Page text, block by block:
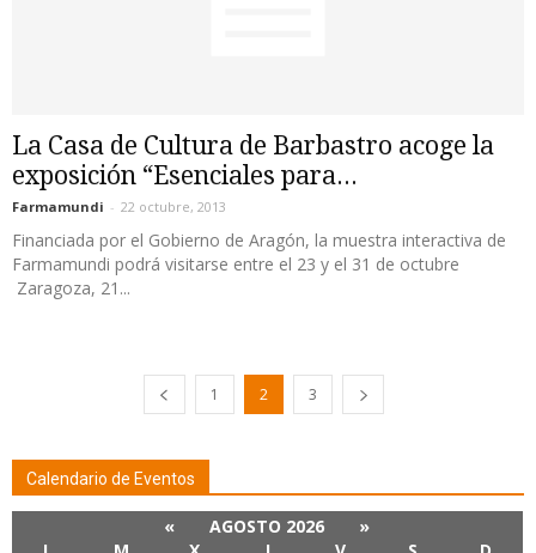
La Casa de Cultura de Barbastro acoge la
exposición “Esenciales para...
Farmamundi - 22 octubre, 2013
Financiada por el Gobierno de Aragón, la muestra interactiva de
Farmamundi podrá visitarse entre el 23 y el 31 de octubre
Zaragoza, 21...
1 2 3
Calendario de Eventos
« AGOSTO 2026
»